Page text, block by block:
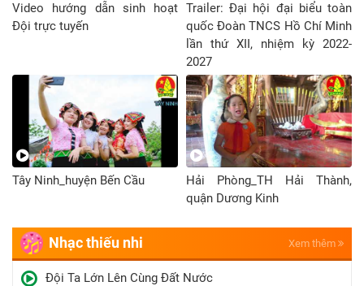
Video hướng dẫn sinh hoạt
Đội trực tuyến
Trailer: Đại hội đại biểu toàn
quốc Đoàn TNCS Hồ Chí Minh
lần thứ XII, nhiệm kỳ 2022-
2027
Tây Ninh_huyện Bến Cầu
Hải Phòng_TH Hải Thành,
quận Dương Kinh
Nhạc thiếu nhi Xem thêm
Đội Ta Lớn Lên Cùng Đất Nước